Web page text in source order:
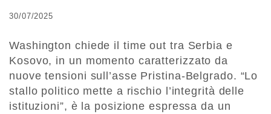
30/07/2025
Washington chiede il time out tra Serbia e
Kosovo, in un momento caratterizzato da
nuove tensioni sull’asse Pristina-Belgrado. “Lo
stallo politico mette a rischio l’integrità delle
istituzioni”, è la posizione espressa da un